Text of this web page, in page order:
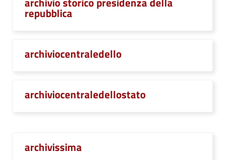
repubblica
archiviocentraledello
archiviocentraledellostato
archivissima